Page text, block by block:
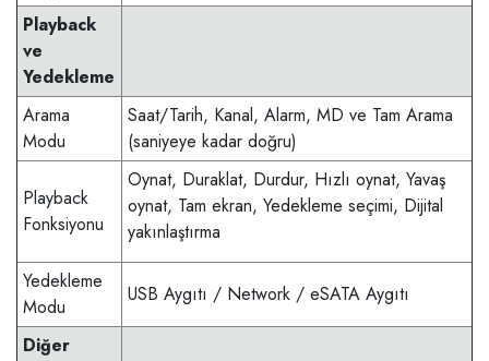
Playback
ve
Yedekleme
Arama
Modu
Saat/Tarih, Kanal, Alarm, MD ve Tam Arama
(saniyeye kadar doğru)
Playback
Fonksiyonu
Oynat, Duraklat, Durdur, Hızlı oynat, Yavaş
oynat, Tam ekran, Yedekleme seçimi, Dijital
yakınlaştırma
Yedekleme
Modu
USB Aygıtı / Network / eSATA Aygıtı
Diğer